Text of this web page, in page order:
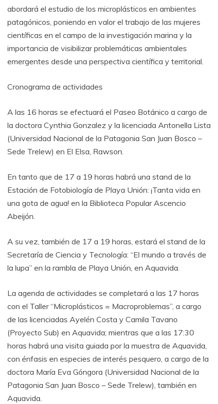
abordará el estudio de los microplásticos en ambientes
patagónicos, poniendo en valor el trabajo de las mujeres
científicas en el campo de la investigación marina y la
importancia de visibilizar problemáticas ambientales
emergentes desde una perspectiva científica y territorial.
Cronograma de actividades
A las 16 horas se efectuará el Paseo Botánico a cargo de
la doctora Cynthia Gonzalez y la licenciada Antonella Lista
(Universidad Nacional de la Patagonia San Juan Bosco –
Sede Trelew) en El Elsa, Rawson.
En tanto que de 17 a 19 horas habrá una stand de la
Estación de Fotobiología de Playa Unión: ¡Tanta vida en
una gota de agua! en la Biblioteca Popular Ascencio
Abeijón.
A su vez, también de 17 a 19 horas, estará el stand de la
Secretaría de Ciencia y Tecnología: “El mundo a través de
la lupa” en la rambla de Playa Unión, en Aquavida.
La agenda de actividades se completará a las 17 horas
con el Taller “Microplásticos = Macroproblemas”, a cargo
de las licenciadas Ayelén Costa y Camila Tavano
(Proyecto Sub) en Aquavida; mientras que a las 17:30
horas habrá una visita guiada por la muestra de Aquavida,
con énfasis en especies de interés pesquero, a cargo de la
doctora María Eva Góngora (Universidad Nacional de la
Patagonia San Juan Bosco – Sede Trelew), también en
Aquavida.